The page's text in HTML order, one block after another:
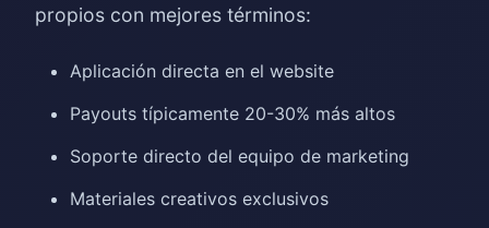
propios con mejores términos:
Aplicación directa en el website
Payouts típicamente 20-30% más altos
Soporte directo del equipo de marketing
Materiales creativos exclusivos